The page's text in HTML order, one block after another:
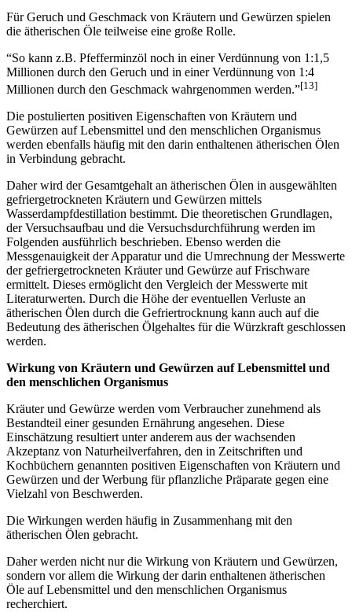
Für Geruch und Geschmack von Kräutern und Gewürzen spielen
die ätherischen Öle teilweise eine große Rolle.
“So kann z.B. Pfefferminzöl noch in einer Verdünnung von 1:1,5
Millionen durch den Geruch und in einer Verdünnung von 1:4
Millionen durch den Geschmack wahrgenommen werden.”[13]
Die postulierten positiven Eigenschaften von Kräutern und
Gewürzen auf Lebensmittel und den menschlichen Organismus
werden ebenfalls häufig mit den darin enthaltenen ätherischen Ölen
in Verbindung gebracht.
Daher wird der Gesamtgehalt an ätherischen Ölen in ausgewählten
gefriergetrockneten Kräutern und Gewürzen mittels
Wasserdampfdestillation bestimmt. Die theoretischen Grundlagen,
der Versuchsaufbau und die Versuchsdurchführung werden im
Folgenden ausführlich beschrieben. Ebenso werden die
Messgenauigkeit der Apparatur und die Umrechnung der Messwerte
der gefriergetrockneten Kräuter und Gewürze auf Frischware
ermittelt. Dieses ermöglicht den Vergleich der Messwerte mit
Literaturwerten. Durch die Höhe der eventuellen Verluste an
ätherischen Ölen durch die Gefriertrocknung kann auch auf die
Bedeutung des ätherischen Ölgehaltes für die Würzkraft geschlossen
werden.
Wirkung von Kräutern und Gewürzen auf Lebensmittel und
den menschlichen Organismus
Kräuter und Gewürze werden vom Verbraucher zunehmend als
Bestandteil einer gesunden Ernährung angesehen. Diese
Einschätzung resultiert unter anderem aus der wachsenden
Akzeptanz von Naturheilverfahren, den in Zeitschriften und
Kochbüchern genannten positiven Eigenschaften von Kräutern und
Gewürzen und der Werbung für pflanzliche Präparate gegen eine
Vielzahl von Beschwerden.
Die Wirkungen werden häufig in Zusammenhang mit den
ätherischen Ölen gebracht.
Daher werden nicht nur die Wirkung von Kräutern und Gewürzen,
sondern vor allem die Wirkung der darin enthaltenen ätherischen
Öle auf Lebensmittel und den menschlichen Organismus
recherchiert.